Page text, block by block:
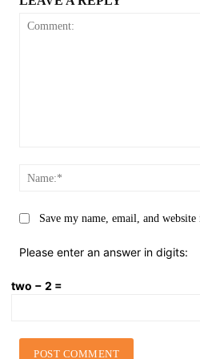
Save my name, email, and
Please enter an answer in digits:
two − 2 =